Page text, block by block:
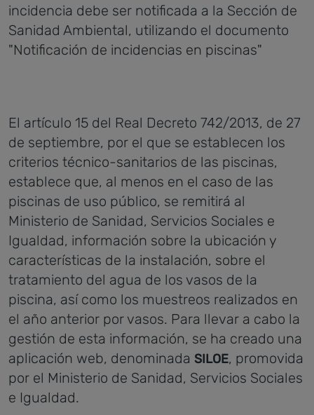
incidencia debe ser notificada a la Sección de
Sanidad Ambiental, utilizando el documento
"Notificación de incidencias en piscinas"
El artículo 15 del Real Decreto 742/2013, de 27
de septiembre, por el que se establecen los
criterios técnico-sanitarios de las piscinas,
establece que, al menos en el caso de las
piscinas de uso público, se remitirá al
Ministerio de Sanidad, Servicios Sociales e
Igualdad, información sobre la ubicación y
características de la instalación, sobre el
tratamiento del agua de los vasos de la
piscina, así como los muestreos realizados en
el año anterior por vasos. Para llevar a cabo la
gestión de esta información, se ha creado una
aplicación web, denominada SILOE, promovida
por el Ministerio de Sanidad, Servicios Sociales
e Igualdad.